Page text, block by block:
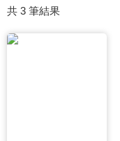
共 3 筆結果